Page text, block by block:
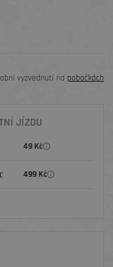
vyzvednutí na pobočkách
JÍZDU
49 Kč
499 Kč